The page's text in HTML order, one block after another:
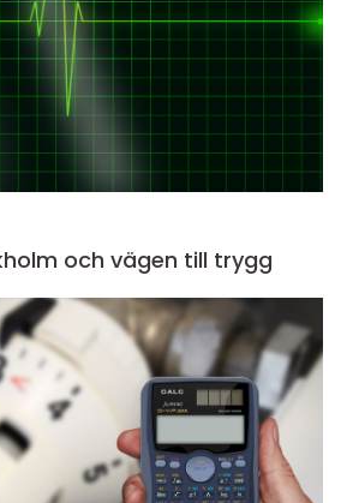
och vägen till trygg